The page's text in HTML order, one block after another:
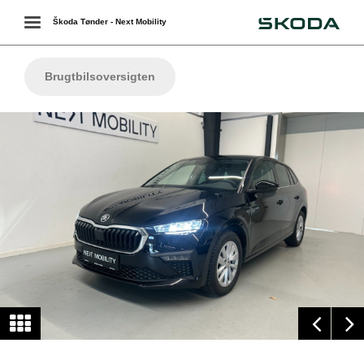
Toggle
navigation
Škoda Tønder - Next Mobility
Brugtbilsoversigten